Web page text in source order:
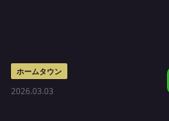
ホームタウン
2026.03.03